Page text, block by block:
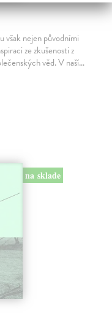
však nejen původními
ze zkušenosti z
věd. V naší…
na sklade